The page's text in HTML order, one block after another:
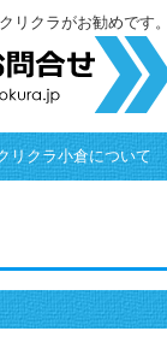
リクラがお勧めです。
リクラ小倉について